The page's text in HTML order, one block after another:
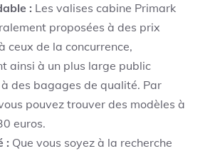
: Les valises cabine Primark
proposées à des prix
ceux de la concurrence,
ainsi à un plus large public
à des bagages de qualité. Par
pouvez trouver des modèles à
euros.
: Que vous soyez à la recherche